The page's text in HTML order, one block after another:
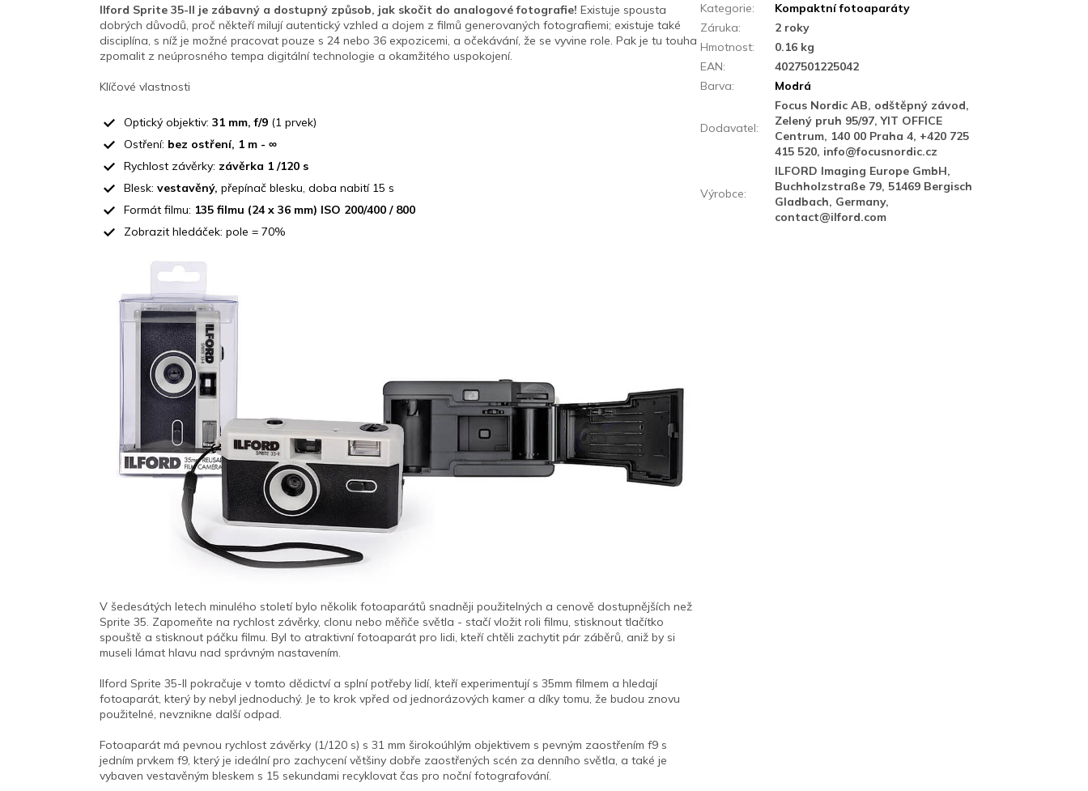
Ilford Sprite 35-II je zábavný a dostupný způsob, jak skočit do analogové fotografie! Existuje spousta
dobrých důvodů, proč někteří milují autentický vzhled a dojem z filmů generovaných fotografiemi; existuje také
disciplína, s níž je možné pracovat pouze s 24 nebo 36 expozicemi, a očekávání, že se vyvine role. Pak je tu touha
zpomalit z neúprosného tempa digitální technologie a okamžitého uspokojení.
Klíčové vlastnosti
Optický objektiv: 31 mm, f/9 (1 prvek)
Ostření: bez ostření, 1 m - ∞
Rychlost závěrky: závěrka 1 /120 s
Blesk: vestavěný, přepínač blesku, doba nabití 15 s
Formát filmu: 135 filmu (24 x 36 mm) ISO 200/400 / 800
Zobrazit hledáček: pole = 70%
V šedesátých letech minulého století bylo několik fotoaparátů snadněji použitelných a cenově dostupnějších než
Sprite 35. Zapomeňte na rychlost závěrky, clonu nebo měřiče světla - stačí vložit roli filmu, stisknout tlačítko
spouště a stisknout páčku filmu. Byl to atraktivní fotoaparát pro lidi, kteří chtěli zachytit pár záběrů, aniž by si
museli lámat hlavu nad správným nastavením.
Ilford Sprite 35-II pokračuje v tomto dědictví a splní potřeby lidí, kteří experimentují s 35mm filmem a hledají
fotoaparát, který by nebyl jednoduchý. Je to krok vpřed od jednorázových kamer a díky tomu, že budou znovu
použitelné, nevznikne další odpad.
Fotoaparát má pevnou rychlost závěrky (1/120 s) s 31 mm širokoúhlým objektivem s pevným zaostřením f9 s
jedním prvkem f9, který je ideální pro zachycení většiny dobře zaostřených scén za denního světla, a také je
vybaven vestavěným bleskem s 15 sekundami recyklovat čas pro noční fotografování.
Kategorie:
Kompaktní fotoaparáty
Záruka:
2 roky
Hmotnost:
0.16 kg
EAN:
4027501225042
Barva: Modrá
Dodavatel:
Focus Nordic AB, odštěpný závod,
Zelený pruh 95/97, YIT OFFICE
Centrum, 140 00 Praha 4, +420 725
415 520, info@focusnordic.cz
Výrobce:
ILFORD Imaging Europe GmbH,
Buchholzstraße 79, 51469 Bergisch
Gladbach, Germany,
contact@ilford.com